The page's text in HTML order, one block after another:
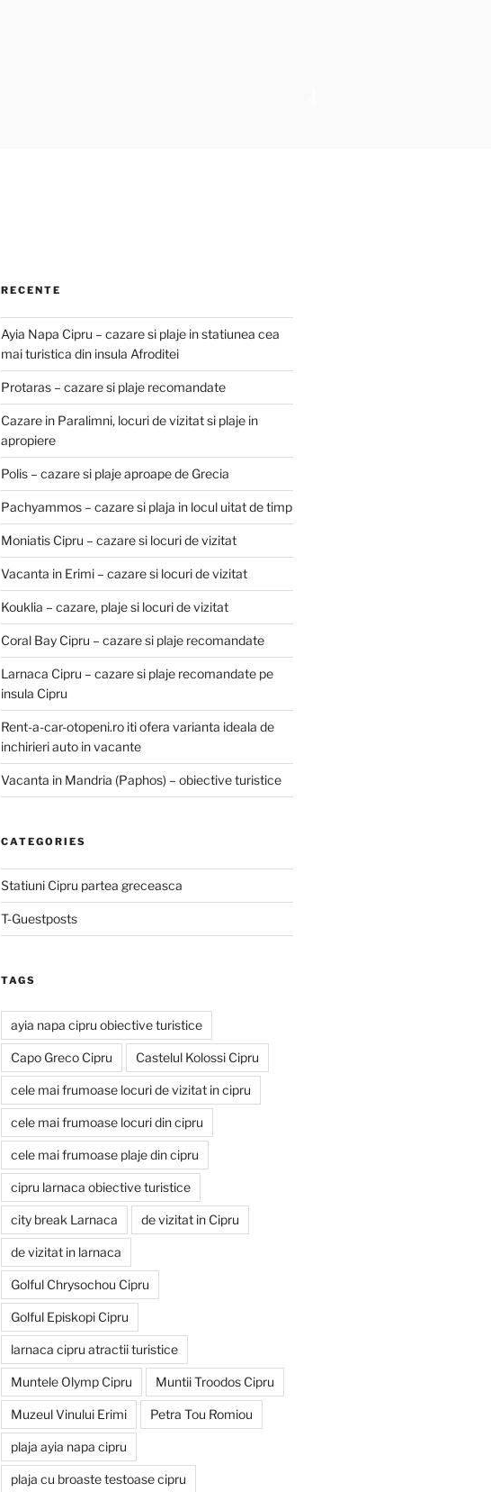
RECENTE
Ayia Napa Cipru – cazare si plaje in statiunea cea
mai turistica din insula Afroditei
Protaras – cazare si plaje recomandate
Cazare in Paralimni, locuri de vizitat si plaje in
apropiere
Polis – cazare si plaje aproape de Grecia
Pachyammos – cazare si plaja in locul uitat de timp
Moniatis Cipru – cazare si locuri de vizitat
Vacanta in Erimi – cazare si locuri de vizitat
Kouklia – cazare, plaje si locuri de vizitat
Coral Bay Cipru – cazare si plaje recomandate
Larnaca Cipru – cazare si plaje recomandate pe
insula Cipru
Rent-a-car-otopeni.ro iti ofera varianta ideala de
inchirieri auto in vacante
Vacanta in Mandria (Paphos) – obiective turistice
CATEGORIES
Statiuni Cipru partea greceasca
T-Guestposts
TAGS
ayia napa cipru obiective turistice
Capo Greco Cipru Castelul Kolossi Cipru
cele mai frumoase locuri de vizitat in cipru
cele mai frumoase locuri din cipru
cele mai frumoase plaje din cipru
cipru larnaca obiective turistice
city break Larnaca de vizitat in Cipru
de vizitat in larnaca
Golful Chrysochou Cipru
Golful Episkopi Cipru
larnaca cipru atractii turistice
Muntele Olymp Cipru Muntii Troodos Cipru
Muzeul Vinului Erimi Petra Tou Romiou
plaja ayia napa cipru
plaja cu broaste testoase cipru